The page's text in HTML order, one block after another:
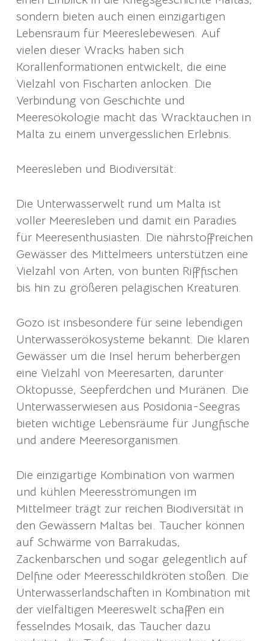
sondern bieten auch einen einzigartigen
Lebensraum für Meereslebewesen. Auf
vielen dieser Wracks haben sich
Korallenformationen entwickelt, die eine
Vielzahl von Fischarten anlocken. Die
Verbindung von Geschichte und
Meeresökologie macht das Wracktauchen in
Malta zu einem unvergesslichen Erlebnis.
Meeresleben und Biodiversität:
Die Unterwasserwelt rund um Malta ist
voller Meeresleben und damit ein Paradies
für Meeresenthusiasten. Die nährstoffreichen
Gewässer des Mittelmeers unterstützen eine
Vielzahl von Arten, von bunten Rifffischen
bis hin zu größeren pelagischen Kreaturen.
Gozo ist insbesondere für seine lebendigen
Unterwasserökosysteme bekannt. Die klaren
Gewässer um die Insel herum beherbergen
eine Vielzahl von Meeresarten, darunter
Oktopusse, Seepferdchen und Muränen. Die
Unterwasserwiesen aus Posidonia-Seegras
bieten wichtige Lebensräume für Jungfische
und andere Meeresorganismen.
Die einzigartige Kombination von warmen
und kühlen Meeresströmungen im
Mittelmeer trägt zur reichen Biodiversität in
den Gewässern Maltas bei. Taucher können
auf Schwärme von Barrakudas,
Zackenbarschen und sogar gelegentlich auf
Delfine oder Meeresschildkröten stoßen. Die
Unterwasserlandschaften in Kombination mit
der vielfältigen Meereswelt schaffen ein
fesselndes Mosaik, das Taucher dazu